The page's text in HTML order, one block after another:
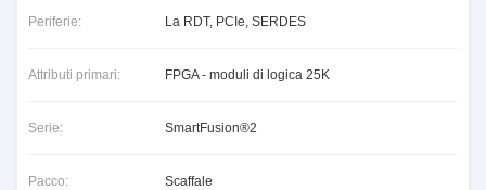
Periferie: La RDT, PCIe, SERDES
Attributi primari: FPGA - moduli di logica 25K
Serie: SmartFusion®2
Pacco: Scaffale